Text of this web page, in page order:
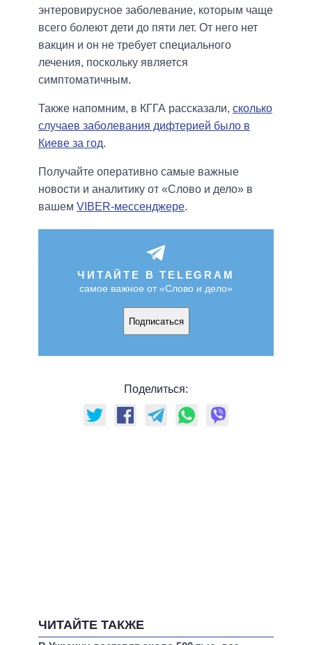
энтеровирусное заболевание, которым чаще
всего болеют дети до пяти лет. От него нет
вакцин и он не требует специального
лечения, поскольку является
симптоматичным.
Также напомним, в КГГА рассказали, сколько
случаев заболевания дифтерией было в
Киеве за год.
Получайте оперативно самые важные
новости и аналитику от «Слово и дело» в
вашем VIBER-мессенджере.
ЧИТАЙТЕ В TELEGRAM
самое важное от «Слово и дело»
Подписаться
Поделиться:
ЧИТАЙТЕ ТАКЖЕ